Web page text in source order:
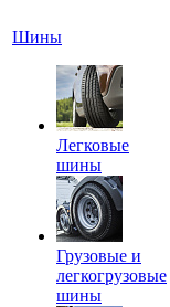
Шины
Легковые
шины
Грузовые и
легкогрузовые
шины